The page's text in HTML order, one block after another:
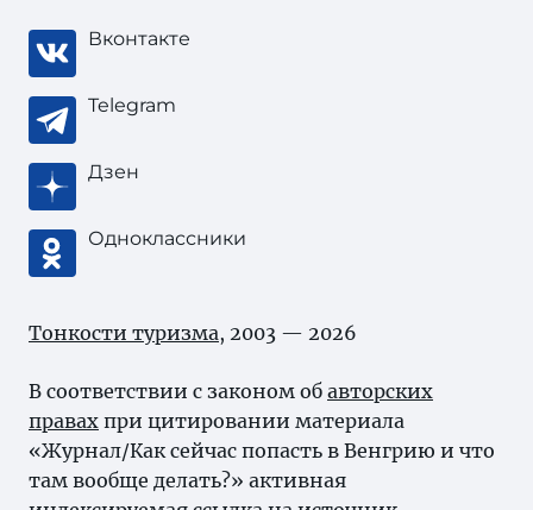
Вконтакте
Telegram
Дзен
Одноклассники
Тонкости туризма, 2003 — 2026
В соответствии с законом об авторских
правах при цитировании материала
«Журнал/Как сейчас попасть в Венгрию и что
там вообще делать?» активная